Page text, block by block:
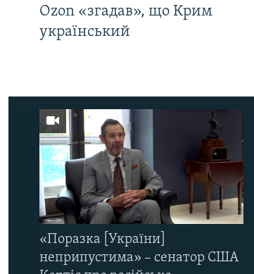
Ozon «згадав», що Крим
український
«Поразка [України]
неприпустима» – сенатор США